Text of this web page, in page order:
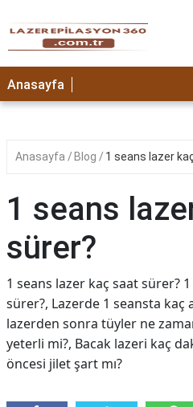
Anasayfa
Anasayfa Blog 1 seans lazer
1 seans
sürer?
1 seans lazer kaç saat sürer?
sürer?, Lazerde 1 seansta kaç
lazerden sonra tüyler ne
yeterli mi?, Bacak lazeri kaç
öncesi jilet şart mı?